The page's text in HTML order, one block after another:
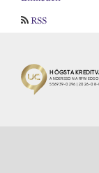
RSS